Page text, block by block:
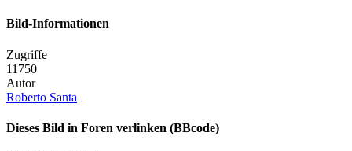
Bild-Informationen
Zugriffe
11750
Autor
Roberto Santa
Dieses Bild in Foren verlinken (BBcode)